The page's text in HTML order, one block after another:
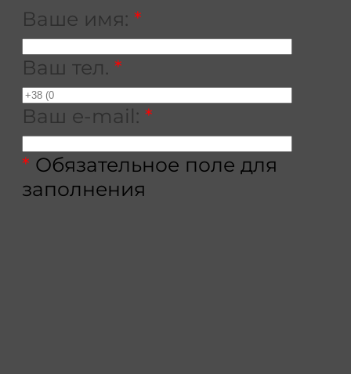
Ваше имя: *
Ваш тел. *
Ваш e-mail: *
* Обязательное поле для
заполнения